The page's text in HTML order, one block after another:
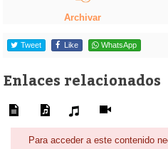
Archivar
Tweet Like WhatsApp
Enlaces relacionados
Para acceder a este contenido